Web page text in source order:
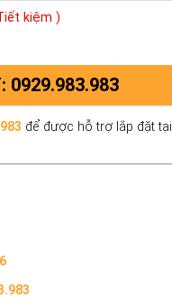
kiệm )
0929.983.983
để được hỗ trợ lắp đặt tại